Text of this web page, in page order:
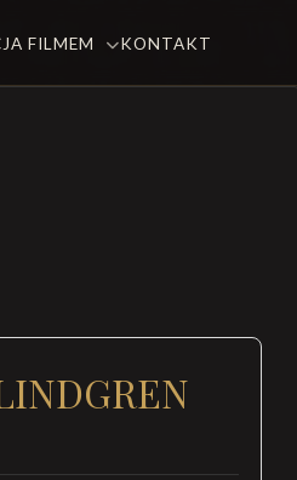
FILMEM KONTAKT